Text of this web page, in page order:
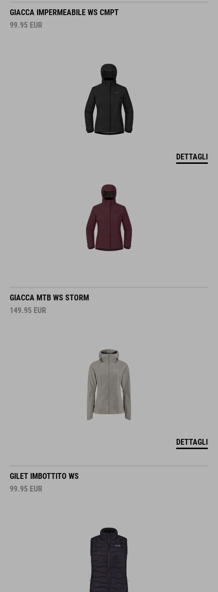
GIACCA IMPERMEABILE WS CMPT
99.95 EUR
DETTAGLI
GIACCA MTB WS STORM
149.95 EUR
DETTAGLI
GILET IMBOTTITO WS
99.95 EUR